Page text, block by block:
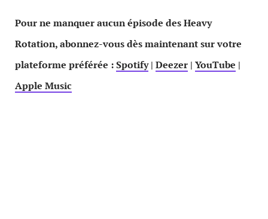
Pour ne manquer aucun épisode des Heavy
Rotation, abonnez-vous dès maintenant sur votre
plateforme préférée :Spotify| Deezer | YouTube |
Apple Music